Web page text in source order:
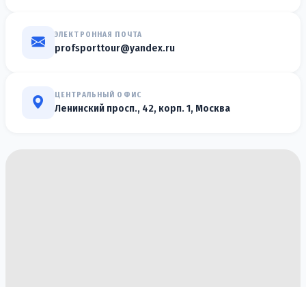
ЭЛЕКТРОННАЯ ПОЧТА
profsporttour@yandex.ru
ЦЕНТРАЛЬНЫЙ ОФИС
Ленинский просп., 42, корп. 1, Москва